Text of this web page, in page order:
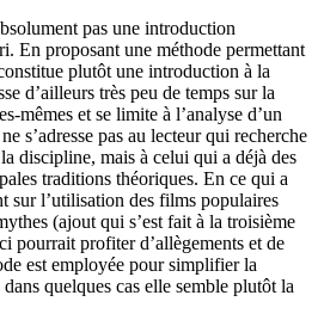
pas une introduction
ri. En proposant une méthode permettant
plutôt une introduction à la
d’ailleurs très peu de temps sur la
mêmes et se limite à l’analyse d’un
s’adresse pas au lecteur qui recherche
discipline, mais à celui qui a déjà des
traditions théoriques. En ce qui a
sur l’utilisation des films populaires
(ajout qui s’est fait à la troisième
pourrait profiter d’allègements et de
est employée pour simplifier la
quelques cas elle semble plutôt la